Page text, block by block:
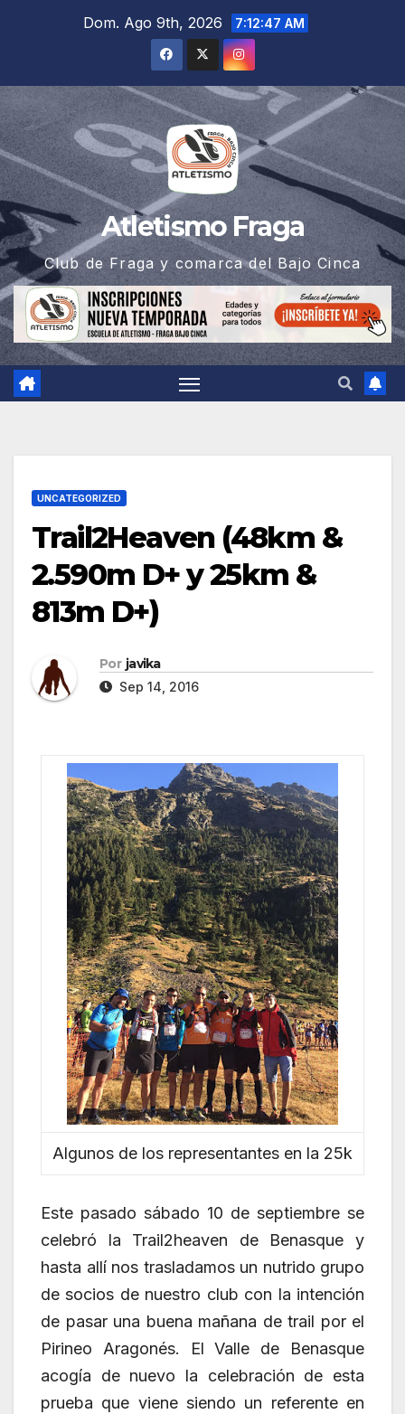
Dom. Ago 9th, 2026 7:12:48 AM
Atletismo Fraga
Club de Fraga y comarca del Bajo Cinca
UNCATEGORIZED
Trail2Heaven (48km &
2.590m D+ y 25km &
813m D+)
Por javika
Sep 14, 2016
Algunos de los representantes en la 25k
Este pasado sábado 10 de septiembre se
celebró la Trail2heaven de Benasque y
hasta allí nos trasladamos un nutrido grupo
de socios de nuestro club con la intención
de pasar una buena mañana de trail por el
Pirineo Aragonés. El Valle de Benasque
acogía de nuevo la celebración de esta
prueba que viene siendo un referente en